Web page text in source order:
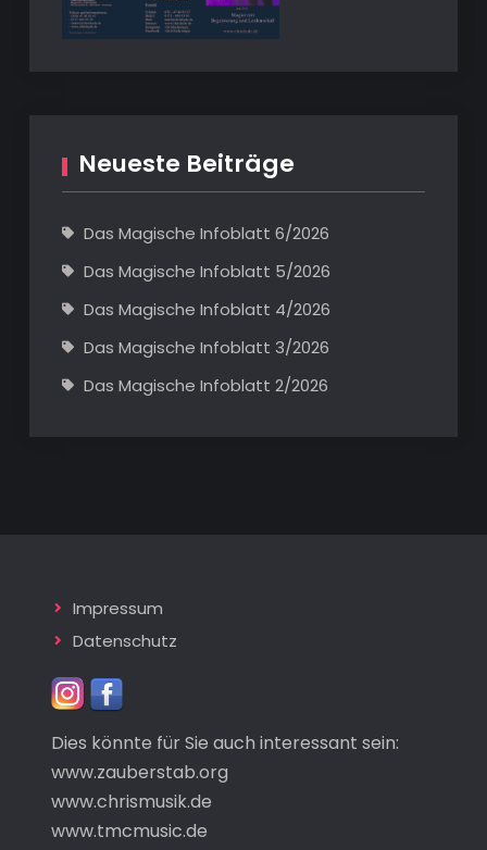
Neueste Beiträge
Das Magische Infoblatt 6/2026
Das Magische Infoblatt 5/2026
Das Magische Infoblatt 4/2026
Das Magische Infoblatt 3/2026
Das Magische Infoblatt 2/2026
Impressum
Datenschutz
Dies könnte für Sie auch interessant sein:
www.zauberstab.org
www.chrismusik.de
www.tmcmusic.de